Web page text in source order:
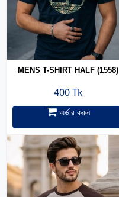
MENS T-SHIRT HALF (1558)
400 Tk
অর্ডার করুন